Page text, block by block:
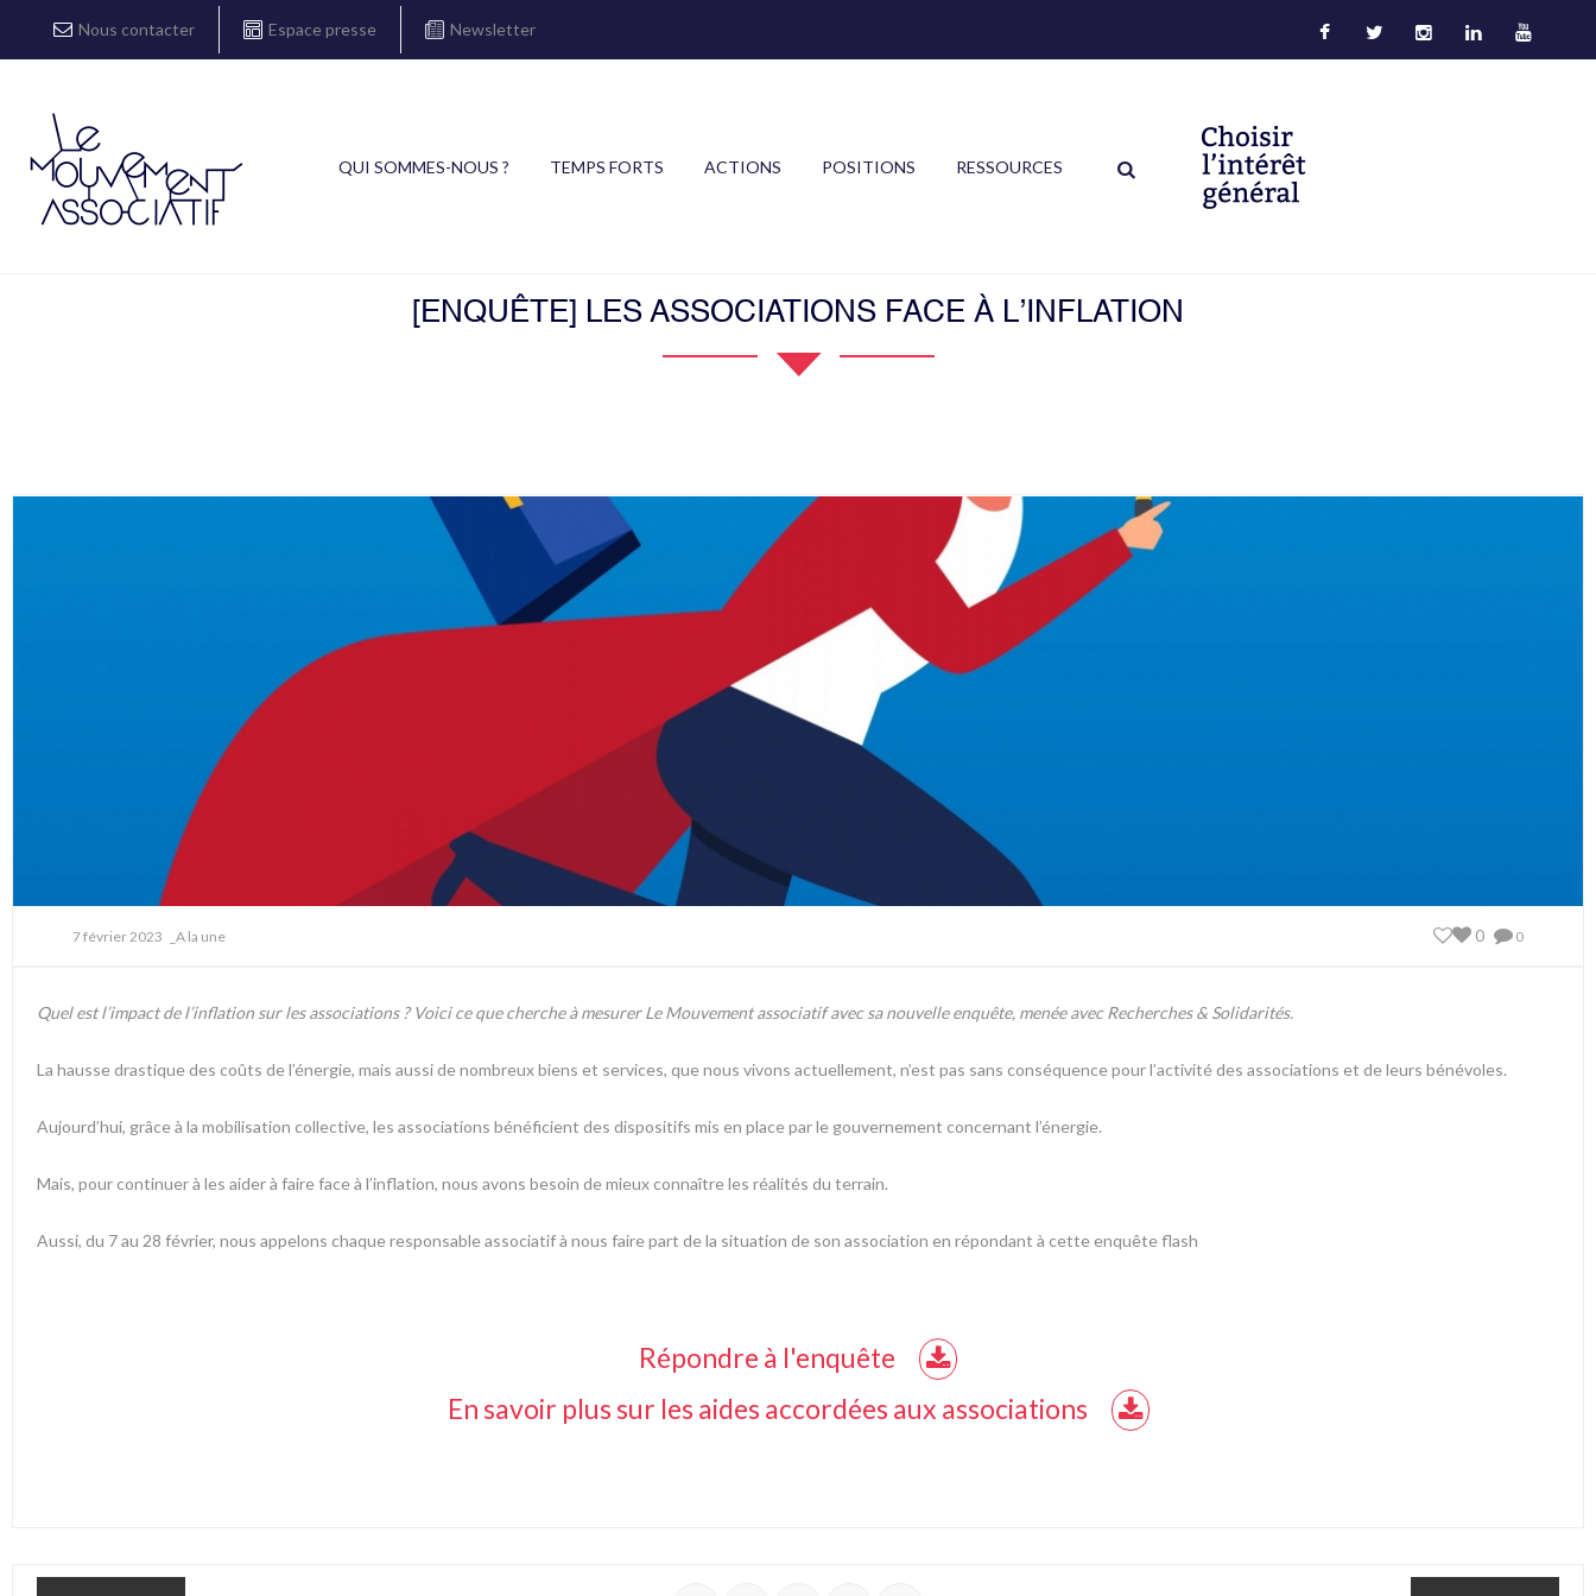
Nous contacter Espace presse Newsletter
QUI SOMMES-NOUS ? TEMPS FORTS ACTIONS POSITIONS RESSOURCES
[ENQUÊTE] LES ASSOCIATIONS FACE À L’INFLATION
7 février 2023 _A la une 0
0
Quel est l’impact de l’inflation sur les associations ? Voici ce que cherche à mesurer Le Mouvement associatif avec sa nouvelle enquête, menée avec Recherches & Solidarités.
La hausse drastique des coûts de l’énergie, mais aussi de nombreux biens et services, que nous vivons actuellement, n’est pas sans conséquence pour l’activité des associations et de leurs bénévoles.
Aujourd’hui, grâce à la mobilisation collective, les associations bénéficient des dispositifs mis en place par le gouvernement concernant l’énergie.
Mais, pour continuer à les aider à faire face à l’inflation, nous avons besoin de mieux connaître les réalités du terrain.
Aussi, du 7 au 28 février, nous appelons chaque responsable associatif à nous faire part de la situation de son association en répondant à cette enquête flash
Répondre à l'enquête
En savoir plus sur les aides accordées aux associations